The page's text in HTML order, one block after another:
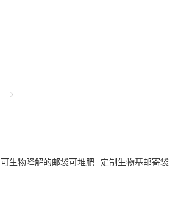
可生物降解的邮袋可堆肥 定制生物基邮寄袋